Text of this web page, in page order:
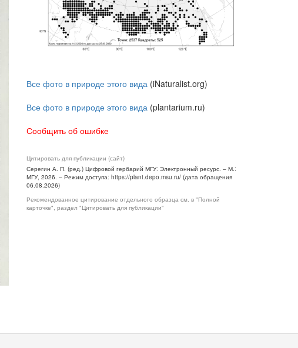
Все фото в природе этого вида (iNaturalist.org)
Все фото в природе этого вида (plantarium.ru)
Сообщить об ошибке
Цитировать для публикации (сайт)
Серегин А. П. (ред.) Цифровой гербарий МГУ: Электронный ресурс. – М.:
МГУ, 2026. – Режим доступа: https://plant.depo.msu.ru/ (дата обращения
06.08.2026)
Рекомендованное цитирование отдельного образца см. в "Полной
карточке", раздел "Цитировать для публикации"